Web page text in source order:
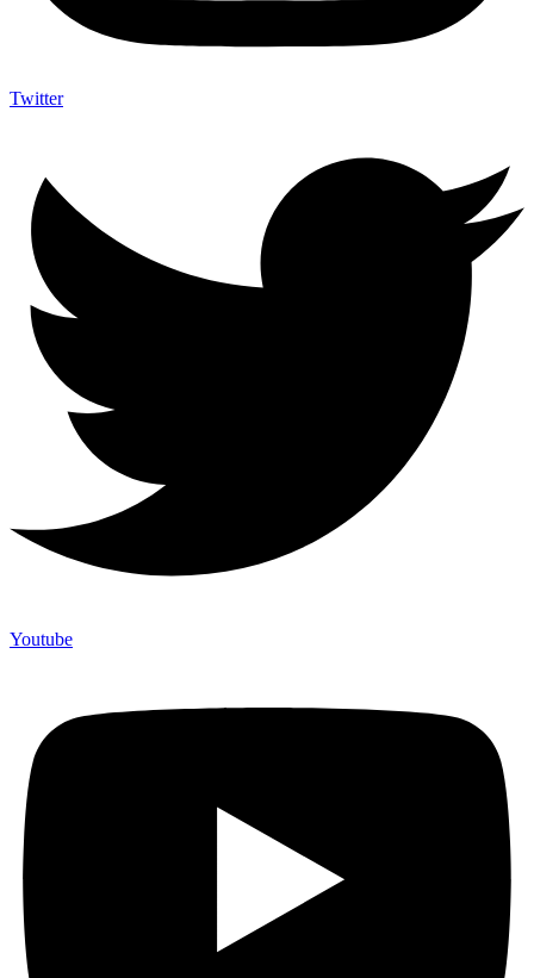
Twitter
Youtube